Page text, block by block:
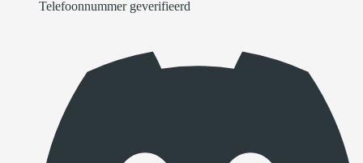
Telefoonnummer geverifieerd